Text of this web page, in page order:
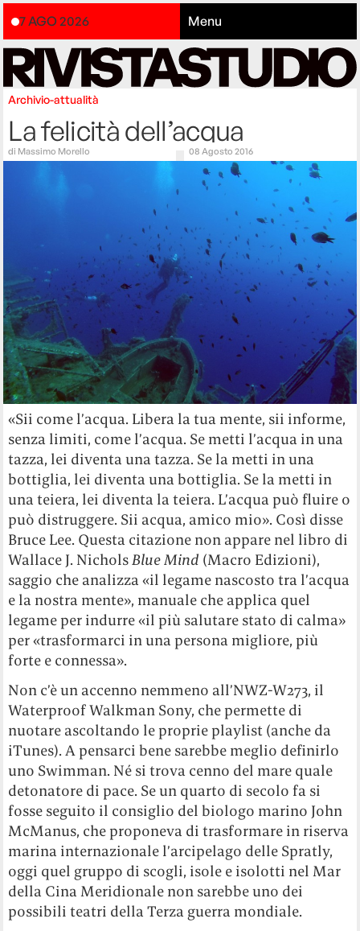
7 AGO 2026 Menu
Archivio-attualità
La felicità dell’acqua
di Massimo Morello 08 Agosto 2016
«Sii come l’acqua. Libera la tua mente, sii informe,
senza limiti, come l’acqua. Se metti l’acqua in una
tazza, lei diventa una tazza. Se la metti in una
bottiglia, lei diventa una bottiglia. Se la metti in
una teiera, lei diventa la teiera. L’acqua può fluire o
può distruggere. Sii acqua, amico mio». Così disse
Bruce Lee. Questa citazione non appare nel libro di
Wallace J. NicholsBlue Mind (Macro Edizioni),
saggio che analizza «il legame nascosto tra l’acqua
e la nostra mente», manuale che applica quel
legame per indurre «il più salutare stato di calma»
per «trasformarci in una persona migliore, più
forte e connessa».
Non c’è un accenno nemmeno all’NWZ-W273, il
Waterproof Walkman Sony, che permette di
nuotare ascoltando le proprie playlist (anche da
iTunes). A pensarci bene sarebbe meglio definirlo
uno Swimman. Né si trova cenno del mare quale
detonatore di pace. Se un quarto di secolo fa si
fosse seguito il consiglio del biologo marino John
McManus, che proponeva di trasformare in riserva
marina internazionale l’arcipelago delle Spratly,
oggi quel gruppo di scogli, isole e isolotti nel Mar
della Cina Meridionale non sarebbe uno dei
possibili teatri della Terza guerra mondiale.